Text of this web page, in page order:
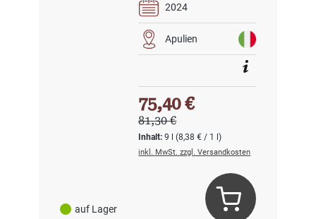
auf Lager
2024
Apulien
Inhalt:9 l(8,38 € / 1 l)
Verkaufspreis:
75,40 €
Regulärer Preis:
81,30 €
inkl. MwSt. zzgl. Versandkosten